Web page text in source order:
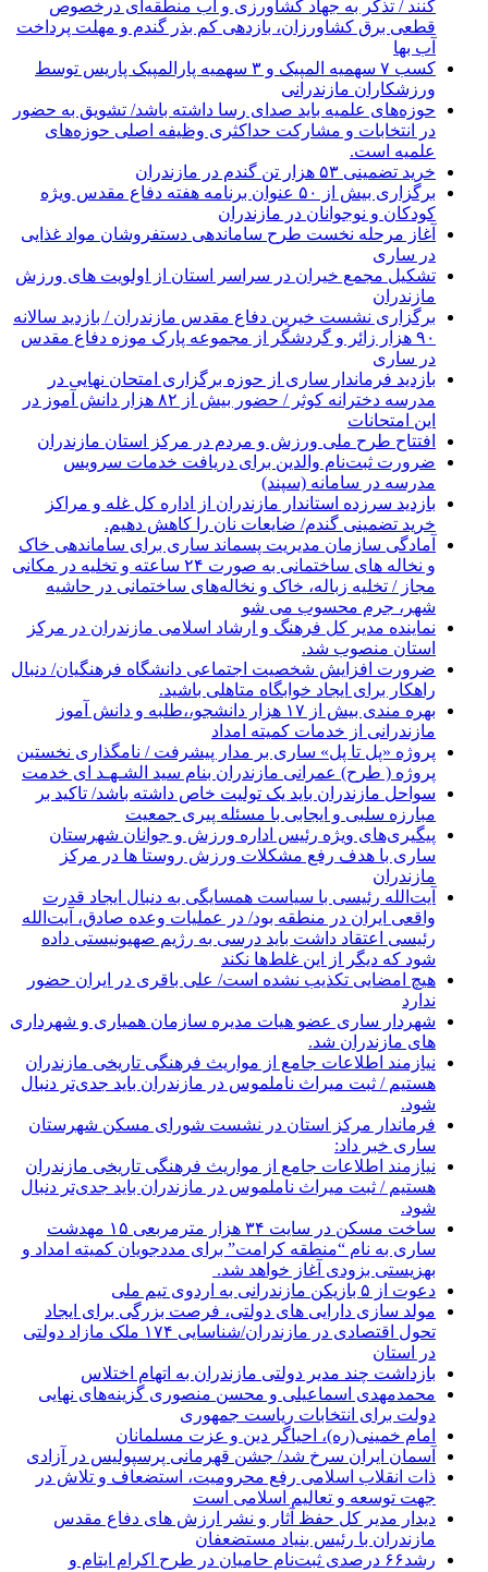
کنند / تذکر به جهاد کشاورزی و آب منطقه‌ای درخصوص
قطعی برق کشاورزان، بازدهی کم بذر گندم و مهلت پرداخت
آب بها
کسب ۷ سهمیه المپیک و ۳ سهمیه پارالمپیک پاریس توسط
ورزشکاران مازندرانی
حوزه‌های علمیه باید صدای رسا داشته باشد/ تشویق به حضور
در انتخابات و مشارکت حداکثری وظیفه اصلی حوزه‌های
علمیه است.
خرید تضمینی ۵۳ هزار تن گندم در مازندران
برگزاری بیش از ۵۰ عنوان برنامه هفته دفاع مقدس ویژه
کودکان و نوجوانان در مازندران
آغاز مرحله نخست طرح ساماندهی دستفروشان مواد غذایی
در ساری
تشکیل مجمع خیران در سراسر استان از اولویت های ورزش
مازندران
برگزاری نشست خیرین دفاع مقدس مازندران / بازدید سالانه
۹۰ هزار زائر و گردشگر از مجموعه پارک موزه دفاع مقدس
در ساری
بازدید فرماندار ساری از حوزه برگزاری امتحان نهایی در
مدرسه دخترانه کوثر / حضور بیش از ۸۲ هزار دانش آموز در
این امتحانات
افتتاح طرح ملی ورزش و مردم در مرکز استان مازندران
ضرورت ثبت‌نام والدین برای دریافت خدمات سرویس
مدرسه در سامانه (سپند)
بازدید سرزده استاندار مازندران از اداره کل غله و مراکز
خرید تضمینی گندم/ ضایعات نان را کاهش دهیم.
آمادگی سازمان مدیریت پسماند ساری برای ساماندهی خاک
و نخاله های ساختمانی به صورت ۲۴ ساعته و تخلیه در مکانی
مجاز / تخلیه زباله، خاک و نخاله‌های ساختمانی در حاشیه
شهر، جرم محسوب می شو
نماینده مدیر کل فرهنگ و ارشاد اسلامی مازندران در مرکز
استان منصوب شد.
ضرورت افزایش شخصیت اجتماعی دانشگاه فرهنگیان/ دنبال
راهکار برای ایجاد خوابگاه متاهلی باشید.
بهره مندی بیش از ۱۷ هزار دانشجو،،طلبه و دانش آموز
مازندرانی از خدمات کمیته امداد
پروژه «پل تا پل» ساری بر مدار پیشرفت / نامگذاری نخستین
پروژه ( طرح) عمرانی مازندران بنام سید الشـهـد ای خدمت
سواحل مازندران باید یک تولیت خاص داشته باشد/ تاکید بر
مبارزه سلبی و ایجابی با مسئله پیری جمعیت
پیگیری‌های ویژه رئیس اداره ورزش و جوانان شهرستان
ساری با هدف رفع مشکلات ورزش روستا ها در مرکز
مازندران
آیت‌الله رئیسی با سیاست همسایگی به دنبال ایجاد قدرت
واقعی ایران در منطقه بود/ در عملیات وعده صادق، آیت‌الله
رئیسی اعتقاد داشت باید درسی به رژیم صهیونیستی داده
شود که دیگر از این غلط‌ها نکند
هیچ امضایی تکذیب نشده است/ علی باقری در ایران حضور
ندارد
شهردار ساری عضو هیات مدیره سازمان همیاری و شهرداری
های مازندران شد.
نیازمند اطلاعات جامع از مواریث فرهنگی تاریخی مازندران
هستیم / ثبت میراث ناملموس در مازندران باید جدی‌تر دنبال
شود.
فرماندار مرکز استان در نشست شورای مسکن شهرستان
ساری خبر داد:
نیازمند اطلاعات جامع از مواریث فرهنگی تاریخی مازندران
هستیم / ثبت میراث ناملموس در مازندران باید جدی‌تر دنبال
شود.
ساخت مسکن در سایت ۳۴ هزار مترمربعی ۱۵ مهدشت
ساری به نام “منطقه کرامت” برای مددجویان کمیته امداد و
بهزیستی بزودی آغاز خواهد شد.
دعوت از ۵ بازیکن مازندرانی به اردوی تیم ملی
مولد سازی دارایی های دولتی، فرصت بزرگی برای ایجاد
تحول اقتصادی در مازندران/شناسایی ۱۷۴ ملک مازاد دولتی
در استان
بازداشت چند مدیر دولتی مازندران به اتهام اختلاس
محمدمهدی اسماعیلی و محسن منصوری گزینه‌های نهایی
دولت برای انتخابات ریاست جمهوری
امام خمینی(ره)، احیاگر دین و عزت مسلمانان
آسمان ایران سرخ شد/ جشن قهرمانی پرسپولیس در آزادی
ذات انقلاب اسلامی رفع محرومیت، استضعاف و تلاش در
جهت توسعه و تعالیم اسلامی است
دیدار مدیر کل حفظ آثار و نشر ارزش های دفاع مقدس
مازندران با رئیس بنیاد مستضعفان
رشد۶۶ درصدی ثبت‌نام حامیان در طرح اکرام ایتام و